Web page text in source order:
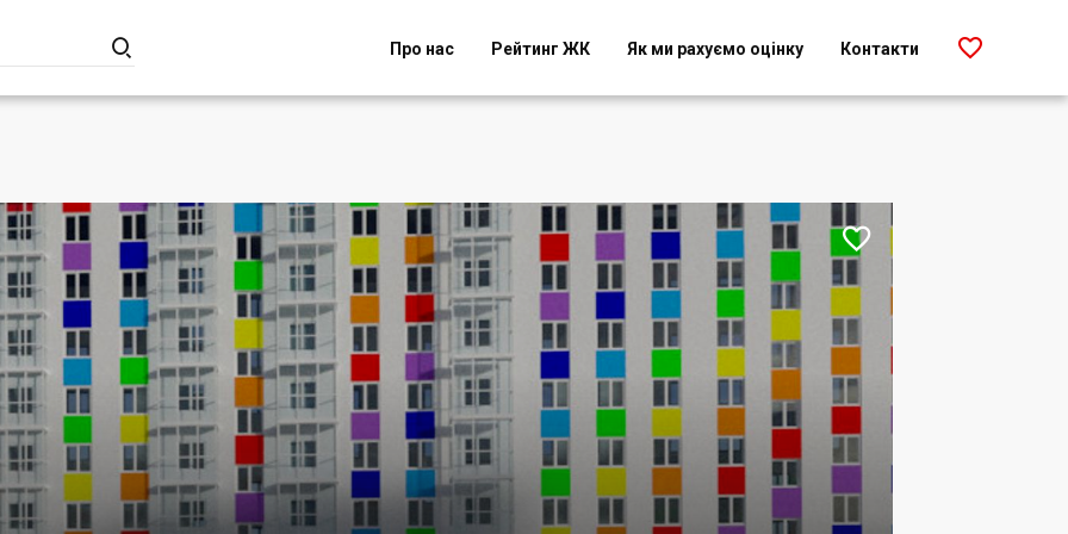
 Про нас Рейтинг ЖК Як ми рахуємо оцінку Контакти 
